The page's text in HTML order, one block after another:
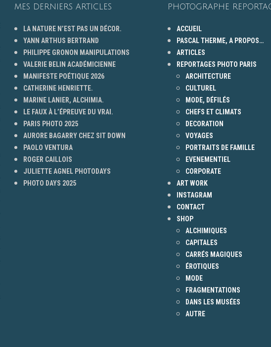
MES DERNIERS ARTICLES
LA NATURE N’EST PAS UN DÉCOR.
YANN ARTHUS BERTRAND
PHILIPPE GRONON MANIPULATIONS
VALERIE BELIN ACADÉMICIENNE
MANIFESTE POÉTIQUE 2026
CATHERINE HENRIETTE.
MARINE LANIER, ALCHIMIA.
LE FAUX À L’ÉPREUVE DU VRAI.
PARIS PHOTO 2025
AURORE BAGARRY CHEZ SIT DOWN
PAOLO VENTURA
ROGER CAILLOIS
JULIETTE AGNEL PHOTODAYS
PHOTO DAYS 2025
PHOTOGRAPHE
ACCUEIL
PASCAL THERME, A PROPOS…
ARTICLES
REPORTAGES PHOTO PARIS
ARCHITECTURE
CULTUREL
MODE, DÉFILÉS
CHEFS ET CLIMATS
DECORATION
VOYAGES
PORTRAITS DE FAMILLE
EVENEMENTIEL
CORPORATE
ART WORK
INSTAGRAM
CONTACT
SHOP
ALCHIMIQUES
CAPITALES
CARRÉS MAGIQUES
ÉROTIQUES
MODE
FRAGMENTATIONS
DANS LES MUSÉES
AUTRE